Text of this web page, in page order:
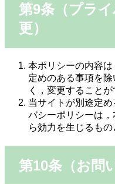
第9条（プラ
更）
本ポリシーの内容
定めのある事項を
く，変更することが
当サイトが別途定
バシーポリシーは
ら効力を生じるもの
第10条（お問